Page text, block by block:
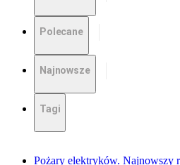
Polecane
Najnowsze
Tagi
Pożary elektryków. Najnowszy